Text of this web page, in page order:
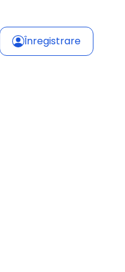
Înregistrare